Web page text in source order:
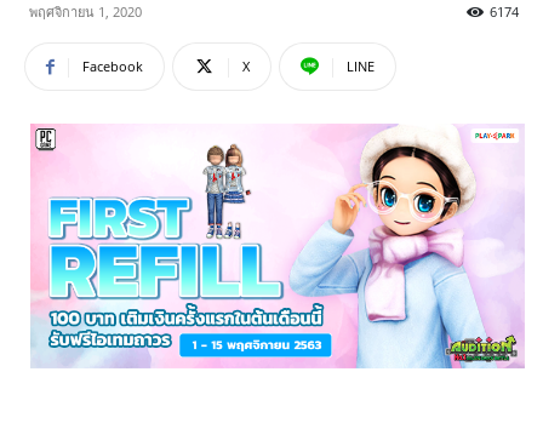
พฤศจิกายน 1, 2020 6174
Facebook X LINE